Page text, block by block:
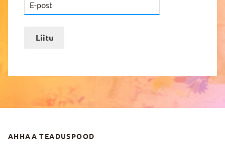
Liitu
AHHAA TEADUSPOOD